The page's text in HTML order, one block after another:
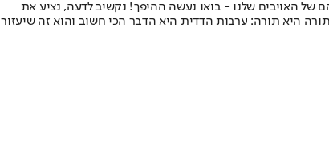
של האויבים שלנו - בואו נעשה ההיפך! נקשיב לדעה, נציע את
היא תורה: ערבות הדדית היא הדבר הכי חשוב והוא זה שיעזור